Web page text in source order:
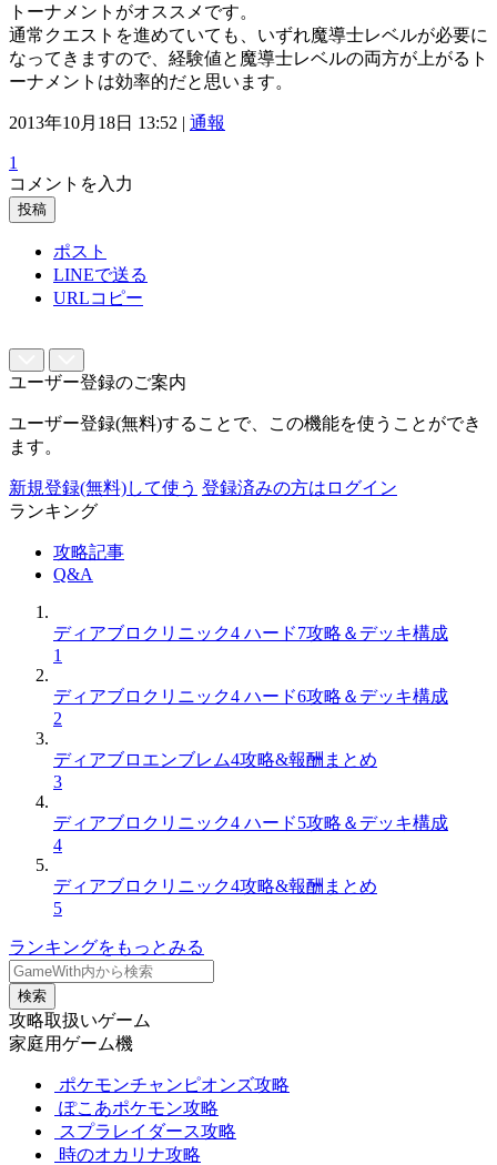
トーナメントがオススメです。
通常クエストを進めていても、いずれ魔導士レベルが必要に
なってきますので、経験値と魔導士レベルの両方が上がるト
ーナメントは効率的だと思います。
2013年10月18日 13:52 | 通報
1
コメントを入力
投稿
ポスト
LINEで送る
URLコピー
ユーザー登録のご案内
ユーザー登録(無料)することで、この機能を使うことができ
ます。
新規登録(無料)して使う 登録済みの方はログイン
ランキング
攻略記事
Q&A
ディアブロクリニック4 ハード7攻略＆デッキ構成
1
ディアブロクリニック4 ハード6攻略＆デッキ構成
2
ディアブロエンブレム4攻略&報酬まとめ
3
ディアブロクリニック4 ハード5攻略＆デッキ構成
4
ディアブロクリニック4攻略&報酬まとめ
5
ランキングをもっとみる
検索
攻略取扱いゲーム
家庭用ゲーム機
ポケモンチャンピオンズ攻略
ぽこあポケモン攻略
スプラレイダース攻略
時のオカリナ攻略